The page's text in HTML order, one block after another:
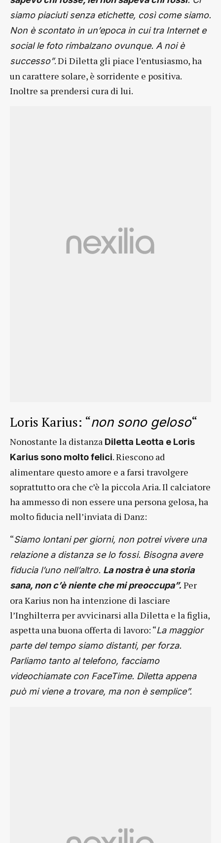
siamo piaciuti senza etichette, così come siamo.
Non è scontato in un’epoca in cui tra Internet e
social le foto rimbalzano ovunque. A noi è
successo”. Di Diletta gli piace l’entusiasmo, ha
un carattere solare, è sorridente e positiva.
Inoltre sa prendersi cura di lui.
Loris Karius: “non sono geloso“
Nonostante la distanza Diletta Leotta e Loris
Karius sono molto felici. Riescono ad
alimentare questo amore e a farsi travolgere
soprattutto ora che c’è la piccola Aria. Il calciatore
ha ammesso di non essere una persona gelosa, ha
molto fiducia nell’inviata di Danz:
“Siamo lontani per giorni, non potrei vivere una
relazione a distanza se lo fossi. Bisogna avere
fiducia l’uno nell’altro. La nostra è una storia
sana, non c’è niente che mi preoccupa”. Per
ora Karius non ha intenzione di lasciare
l’Inghilterra per avvicinarsi alla Diletta e la figlia,
aspetta una buona offerta di lavoro: “La maggior
parte del tempo siamo distanti, per forza.
Parliamo tanto al telefono, facciamo
videochiamate con FaceTime. Diletta appena
può mi viene a trovare, ma non è semplice”.